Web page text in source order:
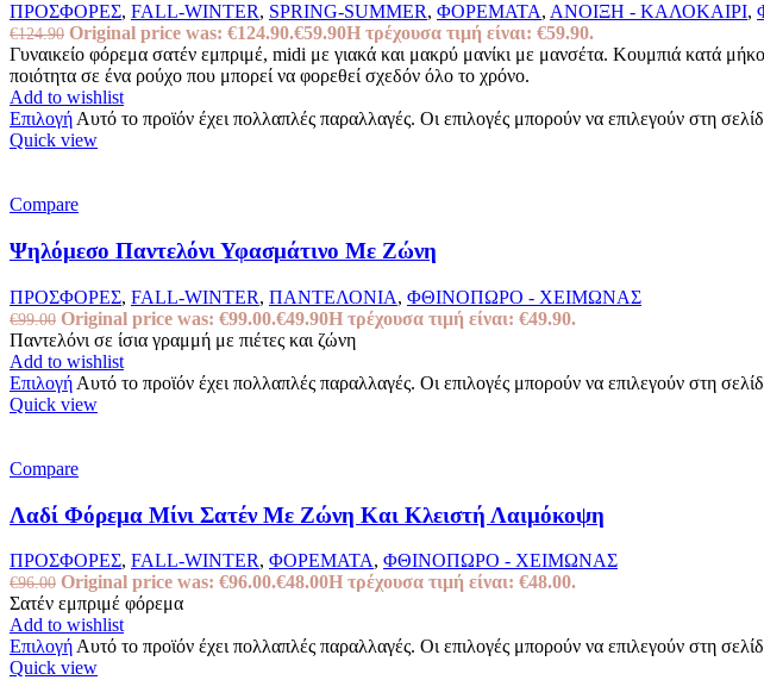
ΠΡΟΣΦΟΡΕΣ, FALL-WINTER, SPRING-SUMMER, ΦΟΡΕΜΑΤΑ, ΑΝΟΙΞΗ - ΚΑΛΟΚΑΙΡΙ,
€124.90 Original price was: €124.90.€59.90Η τρέχουσα τιμή είναι: €59.90.
Γυναικείο φόρεμα σατέν εμπριμέ, midi με γιακά και μακρύ μανίκι με μανσέτα. Κουμπιά κατά
ποιότητα σε ένα ρούχο που μπορεί να φορεθεί σχεδόν όλο το χρόνο.
Add to wishlist
ΕπιλογήΑυτό το προϊόν έχει πολλαπλές παραλλαγές. Οι επιλογές μπορούν να επιλεγούν στη
Quick view
Compare
Ψηλόμεσο Παντελόνι Υφασμάτινο Με Ζώνη
ΠΡΟΣΦΟΡΕΣ, FALL-WINTER, ΠΑΝΤΕΛΟΝΙΑ, ΦΘΙΝΟΠΩΡΟ - ΧΕΙΜΩΝΑΣ
€99.00 Original price was: €99.00.€49.90Η τρέχουσα τιμή είναι: €49.90.
Παντελόνι σε ίσια γραμμή με πιέτες και ζώνη
Add to wishlist
Επιλογή Αυτό το προϊόν έχει πολλαπλές παραλλαγές. Οι επιλογές μπορούν να επιλεγούν στη
Quick view
Compare
Λαδί Φόρεμα Μίνι Σατέν Με Ζώνη Και Κλειστή Λαιμόκοψη
ΠΡΟΣΦΟΡΕΣ, FALL-WINTER, ΦΟΡΕΜΑΤΑ, ΦΘΙΝΟΠΩΡΟ - ΧΕΙΜΩΝΑΣ
€96.00 Original price was: €96.00.€48.00Η τρέχουσα τιμή είναι: €48.00.
Σατέν εμπριμέ φόρεμα
Add to wishlist
Επιλογή Αυτό το προϊόν έχει πολλαπλές παραλλαγές. Οι επιλογές μπορούν να επιλεγούν στη
Quick view